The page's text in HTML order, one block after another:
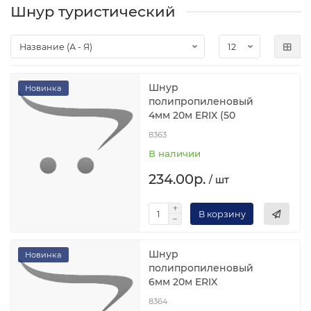
Шнур туристический
Новинка
Шнур
полипропиленовый
4мм 20м ERIX (50
8363
В наличии
234.00р. / шт
В корзину
Новинка
Шнур
полипропиленовый
6мм 20м ERIX
8364